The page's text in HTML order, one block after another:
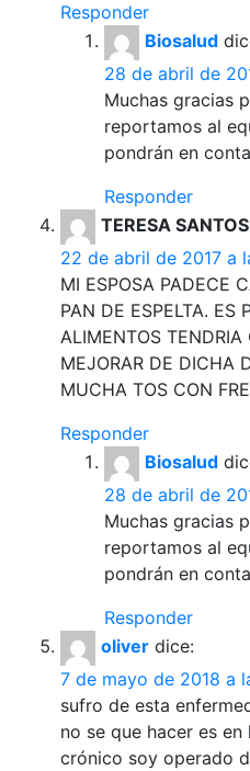
Responder
Biosalud
28 de abril de
Muchas gracias
reportamos al
pondrán en
Responder
TERESA
22 de abril de 2017 a
MI ESPOSA PADECE
PAN DE ESPELTA. ES
ALIMENTOS TENDRIA
MEJORAR DE DICHA
MUCHA TOS CON
Responder
Biosalud
28 de abril de
Muchas gracias
reportamos al
pondrán en
Responder
oliver dice:
7 de mayo de 2018 a
sufro de esta
no se que hacer es
crónico soy operado